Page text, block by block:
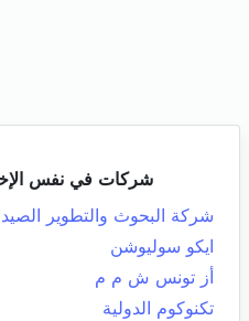
شركات في نفس
شركة البحوث والتطوير
ايكو سوليوشن
أز تونس ش م م
تكنوكوم الدولية